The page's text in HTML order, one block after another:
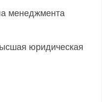
менеджмента
юридическая